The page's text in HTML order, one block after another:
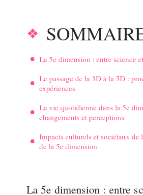
La 5e dimension : entre science
Le passage de la 3D à la 5D :
expériences
La vie quotidienne dans la 5e
changements et perceptions
Impacts culturels et sociétaux de
de la 5e dimension
La 5e dimension : entre